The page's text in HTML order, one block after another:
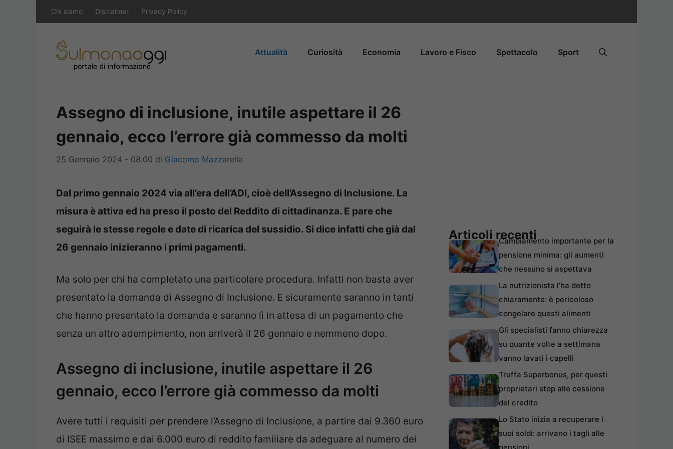
Chi siamo Disclaimer Privacy Policy
Attualità Curiosità Economia Lavoro e Fisco Spettacolo Sport
Assegno di inclusione, inutile aspettare il 26
gennaio, ecco l’errore già commesso da molti
25 Gennaio 2024 - 08:00 di Giacomo Mazzarella
Dal primo gennaio 2024 via all’era dell’ADI, cioè dell’Assegno di Inclusione. La
misura è attiva ed ha preso il posto del Reddito di cittadinanza. E pare che
seguirà le stesse regole e date di ricarica del sussidio. Si dice infatti che già dal
26 gennaio inizieranno i primi pagamenti.
Ma solo per chi ha completato una particolare procedura. Infatti non basta aver
presentato la domanda di Assegno di Inclusione. E sicuramente saranno in tanti
che hanno presentato la domanda e saranno lì in attesa di un pagamento che
senza un altro adempimento, non arriverà il 26 gennaio e nemmeno dopo.
Assegno di inclusione, inutile aspettare il 26
gennaio, ecco l’errore già commesso da molti
Avere tutti i requisiti per prendere l’Assegno di Inclusione, a partire dai 9.360 euro
di ISEE massimo e dai 6.000 euro di reddito familiare da adeguare al numero dei
Articoli recentiCambiamento importante per la
pensione minima: gli aumenti
che nessuno si aspettava
La nutrizionista l’ha detto
chiaramente: è pericoloso
congelare questi alimenti
Gli specialisti fanno chiarezza
su quante volte a settimana
vanno lavati i capelli
Truffa Superbonus, per questi
proprietari stop alle cessione
del credito
Lo Stato inizia a recuperare i
suoi soldi: arrivano i tagli alle